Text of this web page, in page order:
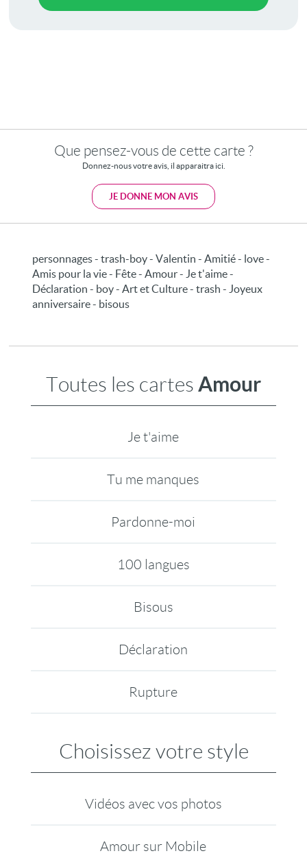
Que pensez-vous de cette carte ?
Donnez-nous votre avis, il apparaitra ici.
JE DONNE MON AVIS
personnages - trash-boy - Valentin - Amitié - love -
Amis pour la vie - Fête - Amour - Je t'aime -
Déclaration - boy - Art et Culture - trash - Joyeux
anniversaire - bisous
Toutes les cartes Amour
Je t'aime
Tu me manques
Pardonne-moi
100 langues
Bisous
Déclaration
Rupture
Choisissez votre style
Vidéos avec vos photos
Amour sur Mobile